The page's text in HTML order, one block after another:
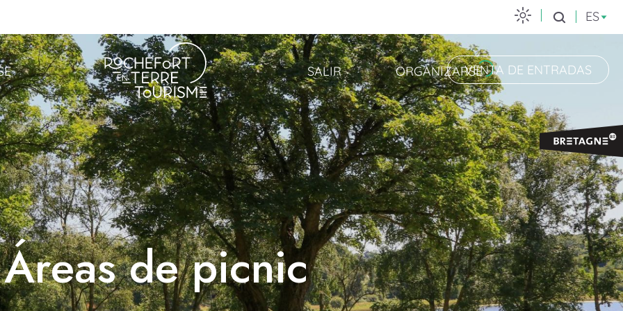
Buscar
ES
VENTA DE ENTRADAS
SALIR ORGANIZARSE
Áreas de picnic